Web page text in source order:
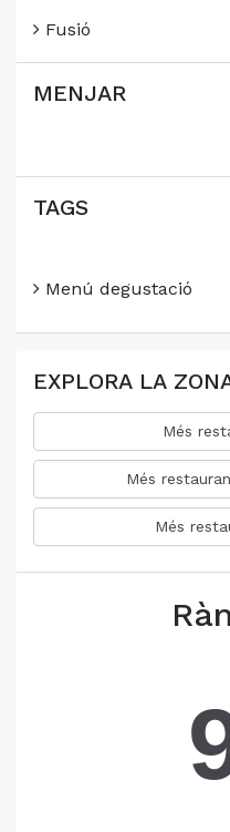
Fusió
MENJAR
TAGS
Menú degustació
EXPLORA LA
Més
Més
Més